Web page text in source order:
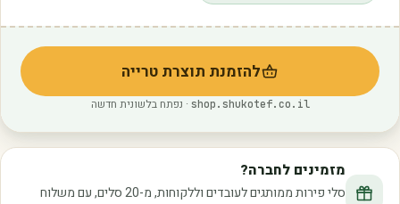
להזמנת תוצרת טרייה
(נפתח בלשונית חדשה)
shop.shukotef.co.il · נפתח בלשונית חדשה
מזמינים לחברה?
סלי פירות ממותגים לעובדים וללקוחות, מ-20 סלים, עם משלוח